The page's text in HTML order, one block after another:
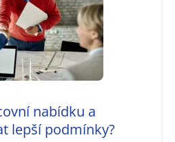
nabídku a
lepší podmínky?